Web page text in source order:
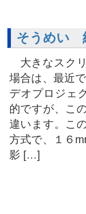
そうめい
大きなスク
場合は、最近
デオプロジェ
的ですが、こ
違います。こ
方式で、１６
影 […]